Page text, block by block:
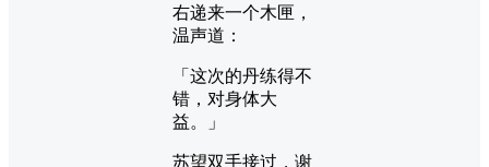
右递来一个木匣，
温声道：
「这次的丹练得不
错，对身体大
益。」
苏望双手接过，谢